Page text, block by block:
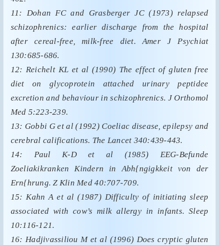
11: Dohan FC and Grasberger JC (1973) relapsed
schizophrenics: earlier discharge from the hospital
after cereal-free, milk-free diet. Amer J Psychiat
130:685-686.
12: Reichelt KL et al (1990) The effect of gluten free
diet on glycoprotein attached urinary peptidee
excretion and behaviour in schizophrenics. J Orthomol
Med 5:223-239.
13: Gobbi G et al (1992) Coeliac disease, epilepsy and
cerebral califications. The Lancet 340:439-443.
14: Paul K-D et al (1985) EEG-Befunde
Zoeliakikranken Kindern in Abh{ngigkkeit von der
Ern{hrung. Z Klin Med 40:707-709.
15: Kahn A et al (1987) Difficulty of initiating sleep
associated with cow’s milk allergy in infants. Sleep
10:116-121.
16: Hadjivassiliou M et al (1996) Does cryptic gluten